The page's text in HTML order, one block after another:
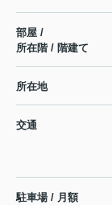
部屋 /
所在階 / 階建て
所在地
交通
駐車場 / 月額